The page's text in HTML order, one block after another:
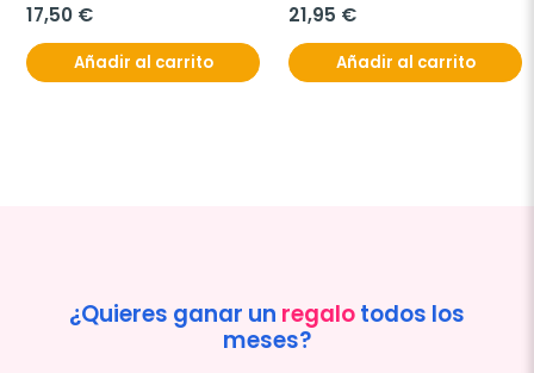
17,50 €
Añadir al carrito
21,95 €
Añadir al carrito
¿Quieres ganar un regalotodos los
meses?